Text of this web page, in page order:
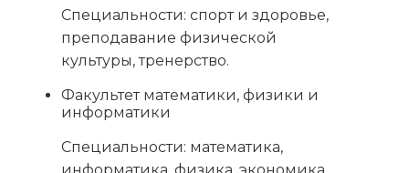
Специальности: спорт и здоровье,
преподавание физической
культуры, тренерство.
Факультет математики, физики и
информатики
Специальности: математика,